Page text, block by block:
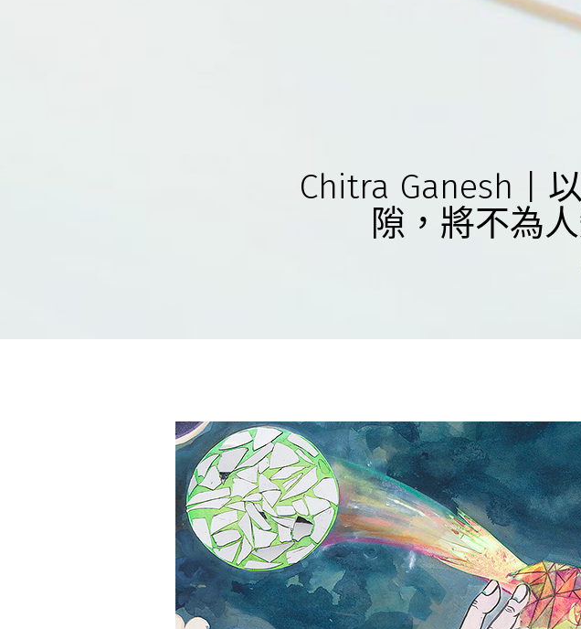
Chitra Ganesh |
隙，將不為